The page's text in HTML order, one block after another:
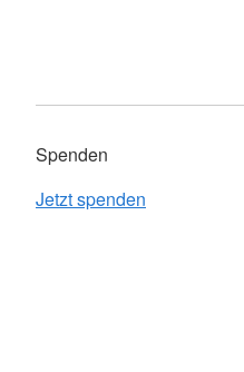
Spenden
Jetzt spenden